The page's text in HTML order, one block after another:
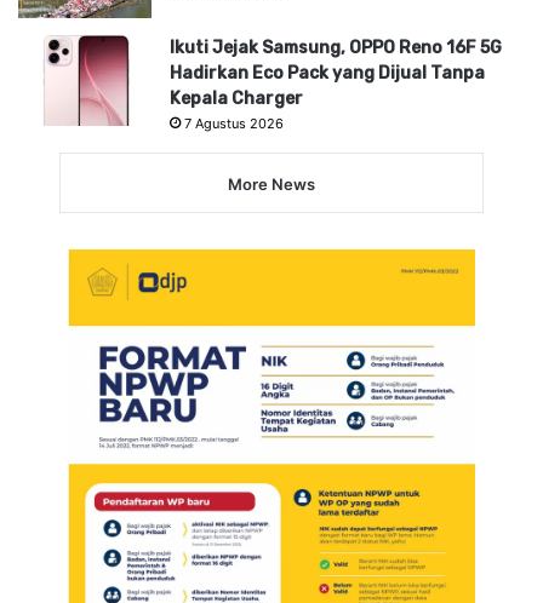
Ikuti Jejak Samsung, OPPO Reno 16F 5G
Hadirkan Eco Pack yang Dijual Tanpa
Kepala Charger
7 Agustus 2026
More News